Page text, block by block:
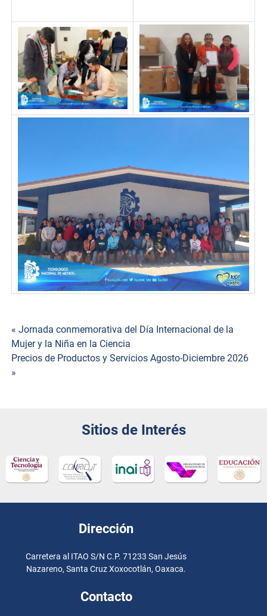
Navegación
de
« Jornada conmemorativa del Día Internacional de la
Mujer y la Niña en la Ciencia
Precios de Productos y Servicios Agosto-Diciembre 2026
»
Sitios de Interés
Dirección
Carretera al ITAO S/N C.P. 71233 San Jesús
Nazareno, Santa Cruz Xoxocotlán, Oaxaca.
Contacto